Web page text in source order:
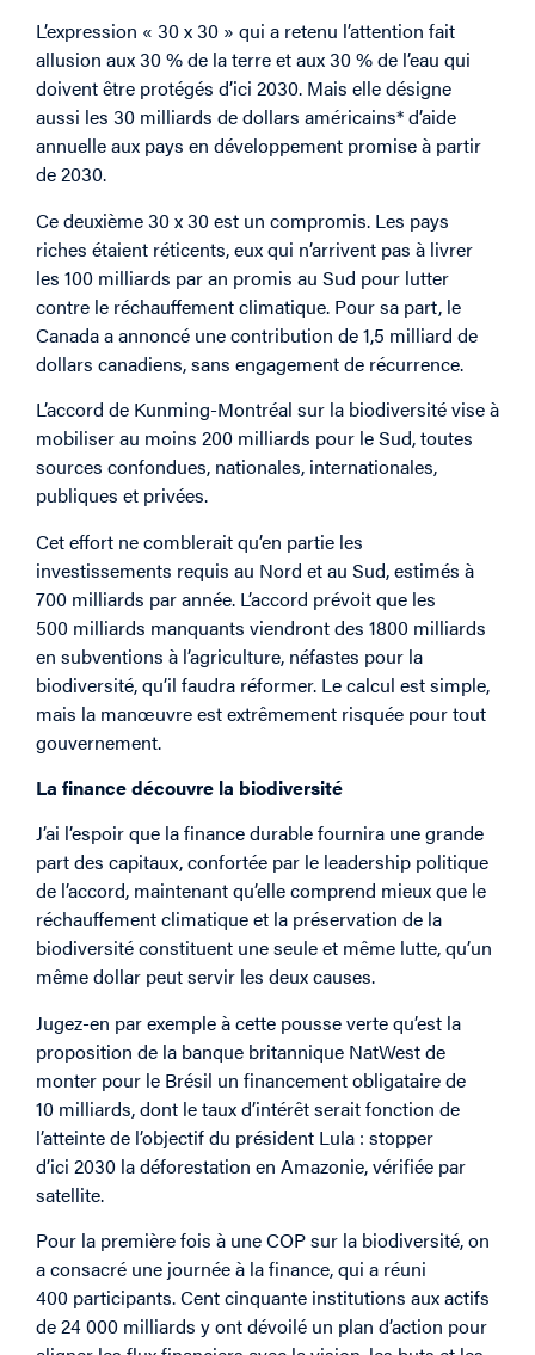
L’expression « 30 x 30 » qui a retenu l’attention fait
allusion aux 30 % de la terre et aux 30 % de l’eau qui
doivent être protégés d’ici 2030. Mais elle désigne
aussi les 30 milliards de dollars américains* d’aide
annuelle aux pays en développement promise à partir
de 2030.
Ce deuxième 30 x 30 est un compromis. Les pays
riches étaient réticents, eux qui n’arrivent pas à livrer
les 100 milliards par an promis au Sud pour lutter
contre le réchauffement climatique. Pour sa part, le
Canada a annoncé une contribution de 1,5 milliard de
dollars canadiens, sans engagement de récurrence.
L’accord de Kunming-Montréal sur la biodiversité vise à
mobiliser au moins 200 milliards pour le Sud, toutes
sources confondues, nationales, internationales,
publiques et privées.
Cet effort ne comblerait qu’en partie les
investissements requis au Nord et au Sud, estimés à
700 milliards par année. L’accord prévoit que les
500 milliards manquants viendront des 1800 milliards
en subventions à l’agriculture, néfastes pour la
biodiversité, qu’il faudra réformer. Le calcul est simple,
mais la manœuvre est extrêmement risquée pour tout
gouvernement.
La finance découvre la biodiversité
J’ai l’espoir que la finance durable fournira une grande
part des capitaux, confortée par le leadership politique
de l’accord, maintenant qu’elle comprend mieux que le
réchauffement climatique et la préservation de la
biodiversité constituent une seule et même lutte, qu’un
même dollar peut servir les deux causes.
Jugez-en par exemple à cette pousse verte qu’est la
proposition de la banque britannique NatWest de
monter pour le Brésil un financement obligataire de
10 milliards, dont le taux d’intérêt serait fonction de
l’atteinte de l’objectif du président Lula : stopper
d’ici 2030 la déforestation en Amazonie, vérifiée par
satellite.
Pour la première fois à une COP sur la biodiversité, on
a consacré une journée à la finance, qui a réuni
400 participants. Cent cinquante institutions aux actifs
de 24 000 milliards y ont dévoilé un plan d’action pour